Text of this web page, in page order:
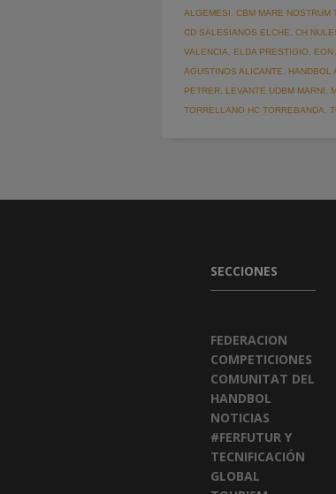
ALGEMESI
CBM MARE NOSTRUM
CD SALESIANOS ELCHE
CH
VALENCIA
ELDA PRESTIGIO EON
AGUSTINOS ALICANTE
HANDBOL
PETRER
LEVANTE UDBM MARNI
TORRELLANO HC TORREBANDA
SECCIONES
FEDERACION
COMPETICIONES
COMUNITAT DEL
HANDBOL
NOTICIAS
#FERFUTUR Y
TECNIFICACIÓN
GLOBAL